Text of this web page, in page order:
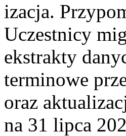
izacja.
Uczestnicy
ekstrakty
terminowe
oraz
na 31 lipca